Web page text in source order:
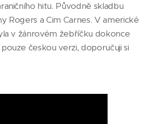
hitu. Původně skladbu
Rogers a Cim Carnes. V americké
v žánrovém žebříčku dokonce
českou verzi, doporučuji si